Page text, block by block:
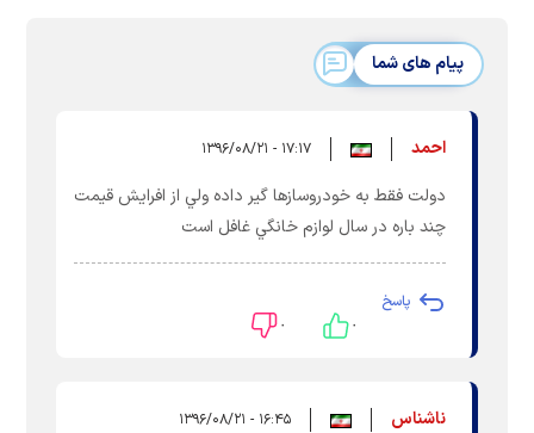
پیام های شما
احمد ۱۷:۱۷ - ۱۳۹۶/۰۸/۲۱
دولت فقط به خودروسازها گير داده ولي از افرايش قيمت
چند باره در سال لوازم خانگي غافل است
پاسخ
۰ ۰
ناشناس ۱۶:۴۵ - ۱۳۹۶/۰۸/۲۱